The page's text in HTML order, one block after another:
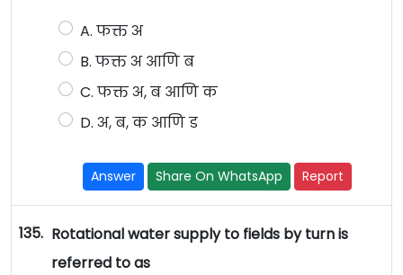
A. फक्त अ
B. फक्त अ आणि ब
C. फक्त अ, ब आणि क
D. अ, ब, क आणि ड
Answer Share On WhatsApp Report
135. Rotational water supply to fields by turn is
referred to as